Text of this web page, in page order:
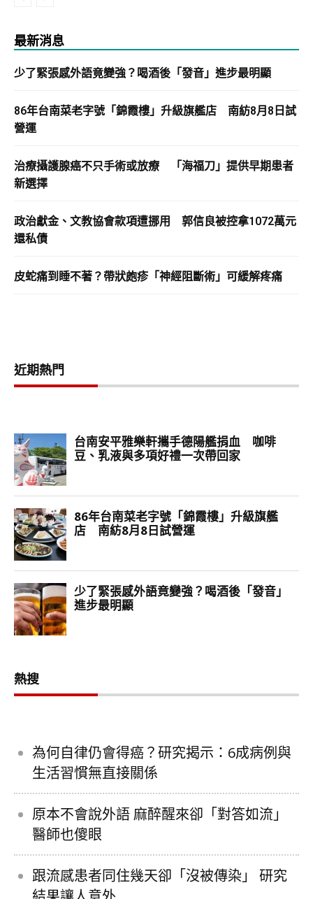
最新消息
少了緊張感外語竟變強？喝酒後「發音」進步最明顯
86年台南菜老字號「錦霞樓」升級旗艦店 南紡8月8日試
營運
治療攝護腺癌不只手術或放療 「海福刀」提供早期患者
新選擇
政治獻金、文教協會款項遭挪用 郭信良被控拿1072萬元
還私債
皮蛇痛到睡不著？帶狀皰疹「神經阻斷術」可緩解疼痛
近期熱門
熱搜
為何自律仍會得癌？研究揭示：6成病例與
生活習慣無直接關係
原本不會說外語 麻醉醒來卻「對答如流」
醫師也傻眼
跟流感患者同住幾天卻「沒被傳染」 研究